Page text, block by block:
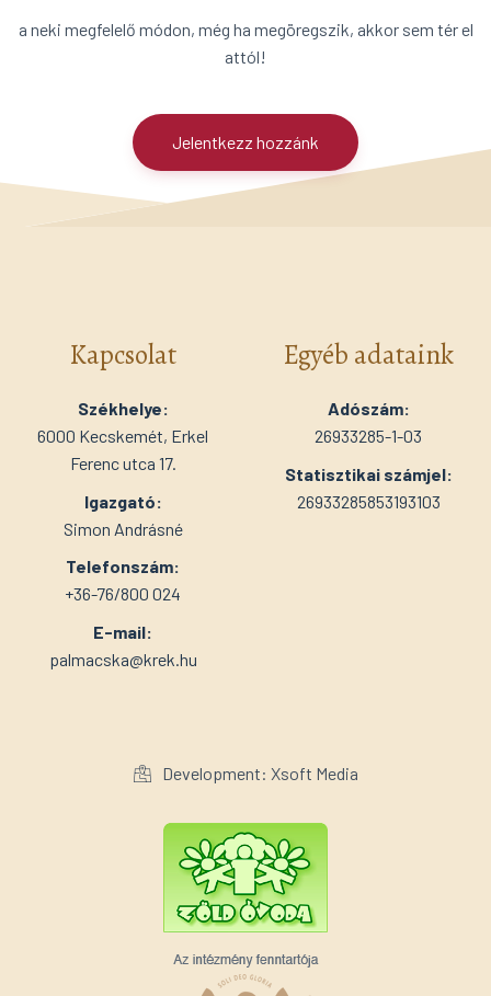
a neki megfelelő módon, még ha megöregszik, akkor sem tér el
attól!
Jelentkezz hozzánk
Kapcsolat
Székhelye:
6000 Kecskemét, Erkel
Ferenc utca 17.
Igazgató:
Simon Andrásné
Telefonszám:
+36-76/800 024
E-mail:
palmacska@krek.hu
Egyéb adataink
Adószám:
26933285-1-03
Statisztikai számjel:
26933285853193103
Development: Xsoft Media